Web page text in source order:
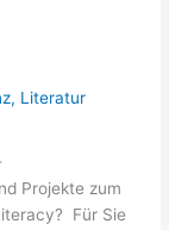
, Literatur
Projekte zum
Für Sie